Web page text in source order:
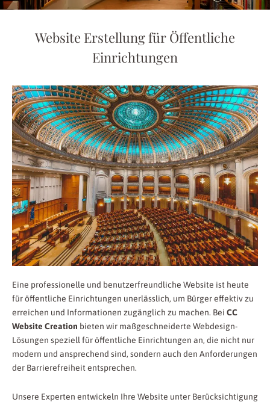
Website Erstellung für Öffentliche
Einrichtungen
Eine professionelle und benutzerfreundliche Website ist heute
für öffentliche Einrichtungen unerlässlich, um Bürger effektiv zu
erreichen und Informationen zugänglich zu machen. Bei CC
Website Creation bieten wir maßgeschneiderte Webdesign-
Lösungen speziell für öffentliche Einrichtungen an, die nicht nur
modern und ansprechend sind, sondern auch den Anforderungen
der Barrierefreiheit entsprechen.
Unsere Experten entwickeln Ihre Website unter Berücksichtigung